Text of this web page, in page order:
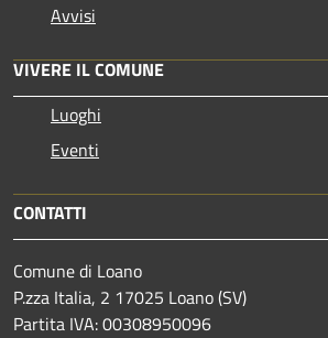
Avvisi
VIVERE IL COMUNE
Luoghi
Eventi
CONTATTI
Comune di Loano
P.zza Italia, 2 17025 Loano (SV)
Partita IVA: 00308950096